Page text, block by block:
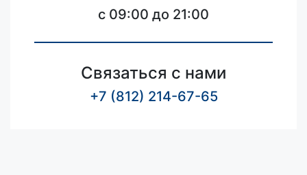
c 09:00 до 21:00
Связаться с нами
+7 (812) 214-67-65